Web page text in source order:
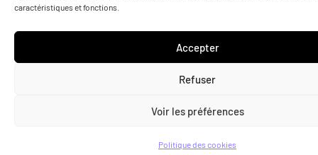
caractéristiques et fonctions.
Accepter
Refuser
Voir les préférences
Politique des cookies